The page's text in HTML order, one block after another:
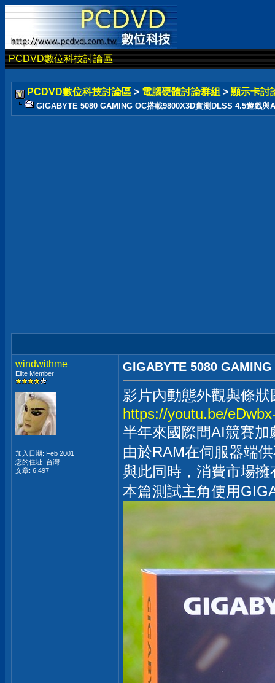
PCDVD數位科技討論區
PCDVD數位科技討論區 > 電腦硬體討論群組 > 顯示卡討
GIGABYTE 5080 GAMING OC搭載9800X3D實測DLSS 4.5遊戲與
windwithme
Elite Member
加入日期: Feb 2001
您的住址: 台灣
文章: 6,497
GIGABYTE 5080
影片內動態外觀與條
https://youtu.be/
半年來國際間AI競賽
由於RAM在伺服器端
與此同時，消費市場
本篇測試主角使用